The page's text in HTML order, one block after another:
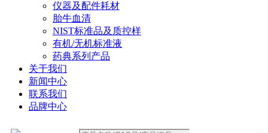
仪器及配件耗材
胎牛血清
NIST标准品及质控样
有机/无机标准液
药典系列产品
关于我们
新闻中心
联系我们
品牌中心